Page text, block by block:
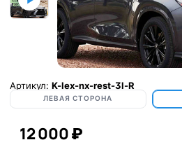
Артикул: K-lex-nx-rest-3l-R
ЛЕВАЯ СТОРОНА
12 000 ₽